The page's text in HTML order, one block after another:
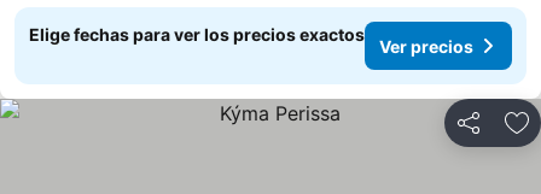
Elige fechas para ver los precios exactos
Ver precios
Compartir